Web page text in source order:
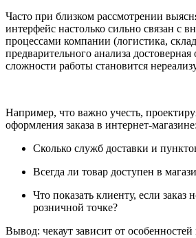
Часто при близком рассмотрении
интерфейс настолько сильно связан с
процессами компании (логистика,
предварительного анализа достоверная
сложности работы становится
Например, что важно учесть,
оформления заказа в интернет-магазине:
Сколько служб доставки и
Всегда ли товар доступен в
Что показать клиенту, если заказ
розничной точке?
Вывод: чекаут зависит от